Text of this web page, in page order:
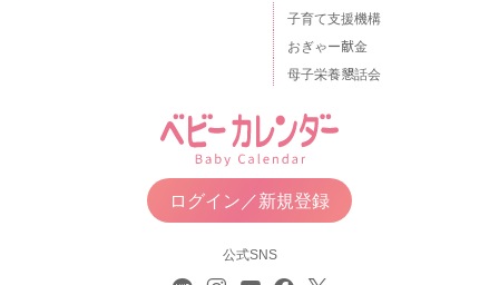
子育て支援機構
おぎゃー献金
母子栄養懇話会
ログイン／新規登録
公式SNS